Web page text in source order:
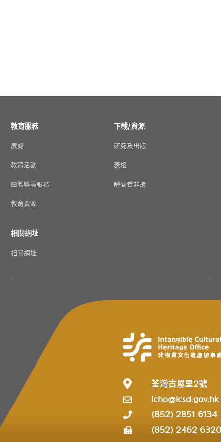
教育服務
展覽
教育活動
團體導賞服務
教育資源
下載/資源
研究及出版
表格
瞬間看非遺
相關網址
相關網址
荃灣古屋里2號
icho@lcsd.gov.hk
(852) 2851 6134
(852) 2462